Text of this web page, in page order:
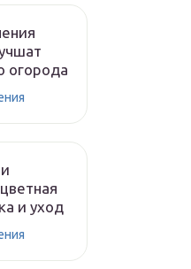
огорода
и уход